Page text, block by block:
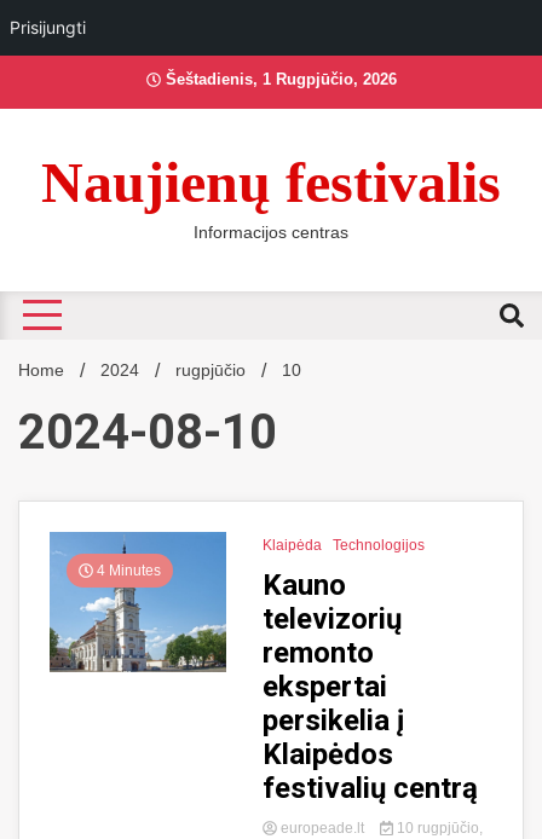
Prisijungti
Šeštadienis, 1 Rugpjūčio, 2026
Naujienų festivalis
Informacijos centras
Home 2024 rugpjūčio 10
2024-08-10
4 Minutes
Klaipėda Technologijos
Kauno
televizorių
remonto
ekspertai
persikelia į
Klaipėdos
festivalių centrą
europeade.lt
10 rugpjūčio,